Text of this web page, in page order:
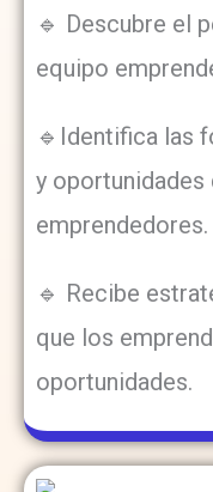
🔹 Descubre el
equipo
🔹Identifica las
y
emprendedores.
🔹 Recibe
que los
oportunidades.